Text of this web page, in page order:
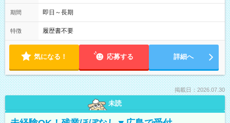
期間 即日～長期
特徴 履歴書不要
気になる！ 応募する 詳細へ
掲載日：2026.07.30
未読